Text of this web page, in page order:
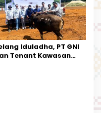
Iduladha, PT GNI
Tenant Kawasan